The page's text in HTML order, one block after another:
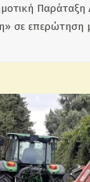
Παράταξη
σε